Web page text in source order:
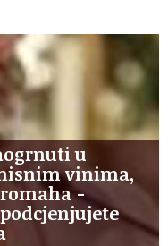
u
vinima,
-